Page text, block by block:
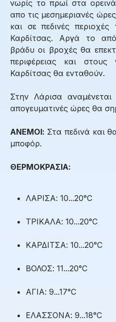
νωρίς το πρωί στα
απο τις μεσημεριανές
και σε πεδινές
Καρδίτσας. Αργά το
βράδυ οι βροχές θα
περιφέρειας και
Καρδίτσας θα ενταθούν.
Στην Λάρισα
απογευματινές ώρες θα
ΑΝΕΜΟΙ: Στα πεδινά και
μποφόρ.
ΘΕΡΜΟΚΡΑΣΙΑ:
ΛΑΡΙΣΑ: 10...20°C
ΤΡΙΚΑΛΑ: 10...20°C
ΚΑΡΔΙΤΣΑ: 10...20°C
ΒΟΛΟΣ: 11...20°C
ΑΓΙΑ: 9...17°C
ΕΛΑΣΣΟΝΑ: 9...18°C